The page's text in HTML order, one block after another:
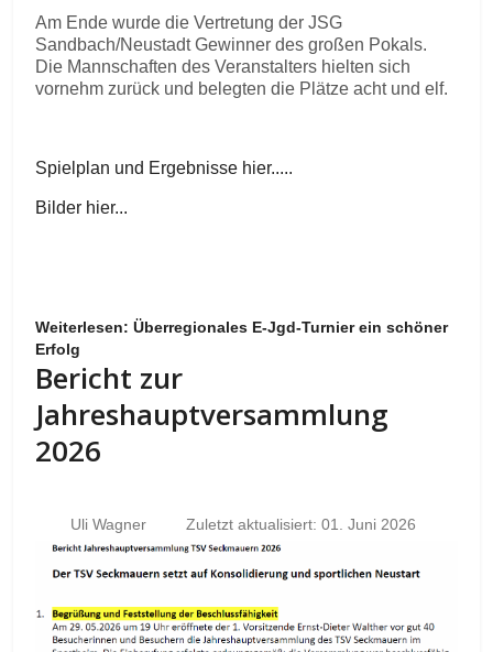
Am Ende wurde die Vertretung der JSG
Sandbach/Neustadt Gewinner des großen Pokals.
Die Mannschaften des Veranstalters hielten sich
vornehm zurück und belegten die Plätze acht und elf.
Spielplan und Ergebnisse hier.....
Bilder hier...
Weiterlesen: Überregionales E-Jgd-Turnier ein schöner
Erfolg
Bericht zur
Jahreshauptversammlung
2026
Uli Wagner Zuletzt aktualisiert: 01. Juni 2026